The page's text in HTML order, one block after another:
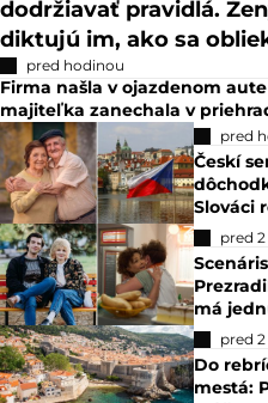
dodržiavať pravidlá.
diktujú im, ako sa
pred hodinou
Firma našla v ojazdenom
majiteľka zanechala v
pred
Českí
Slováci
pred
má
pred
Do
mestá: